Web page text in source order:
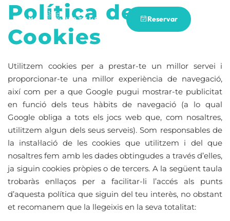
Reservar
Política de
Cookies
Utilitzem cookies per a prestar-te un millor servei i
proporcionar-te una millor experiència de navegació,
així com per a que Google pugui mostrar-te publicitat
en funció dels teus hàbits de navegació (a lo qual
Google obliga a tots els jocs web que, com nosaltres,
utilitzem algun dels seus serveis). Som responsables de
la instal·lació de les cookies que utilitzem i del que
nosaltres fem amb les dades obtingudes a través d’elles,
ja siguin cookies pròpies o de tercers. A la següent taula
trobaràs enllaços per a facilitar-li l’accés als punts
d’aquesta política que siguin del teu interès, no obstant
et recomanem que la llegeixis en la seva totalitat: